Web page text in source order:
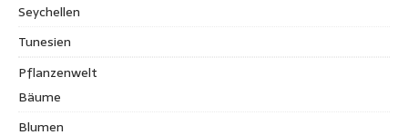
Seychellen
Tunesien
Pflanzenwelt
Bäume
Blumen